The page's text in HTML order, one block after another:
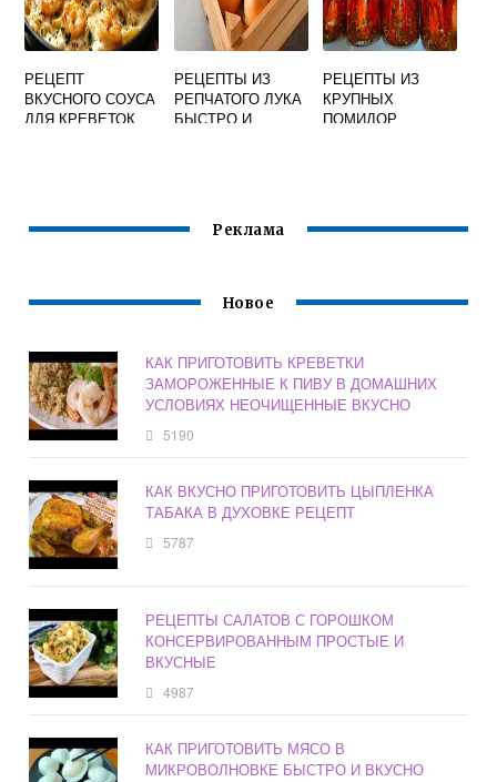
РЕЦЕПТ
ВКУСНОГО СОУСА
ДЛЯ КРЕВЕТОК
РЕЦЕПТЫ ИЗ
РЕПЧАТОГО ЛУКА
БЫСТРО И
РЕЦЕПТЫ ИЗ
КРУПНЫХ
ПОМИДОР
Реклама
Новое
КАК ПРИГОТОВИТЬ КРЕВЕТКИ
ЗАМОРОЖЕННЫЕ К ПИВУ В ДОМАШНИХ
УСЛОВИЯХ НЕОЧИЩЕННЫЕ ВКУСНО
5190
КАК ВКУСНО ПРИГОТОВИТЬ ЦЫПЛЕНКА
ТАБАКА В ДУХОВКЕ РЕЦЕПТ
5787
РЕЦЕПТЫ САЛАТОВ С ГОРОШКОМ
КОНСЕРВИРОВАННЫМ ПРОСТЫЕ И
ВКУСНЫЕ
4987
КАК ПРИГОТОВИТЬ МЯСО В
МИКРОВОЛНОВКЕ БЫСТРО И ВКУСНО